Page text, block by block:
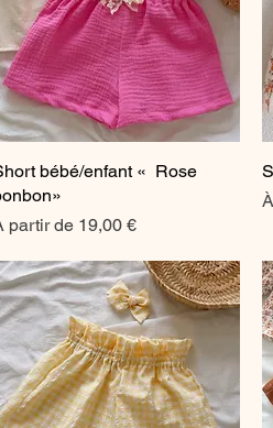
Aperçu rapide
bébé/enfant « Rose
partir de 19,00 €
promotionnel